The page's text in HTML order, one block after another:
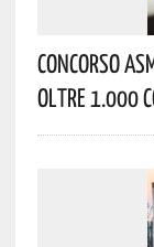
Concorso
Oltre 1.000